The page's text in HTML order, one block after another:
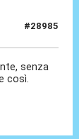
#28985
senza
così.